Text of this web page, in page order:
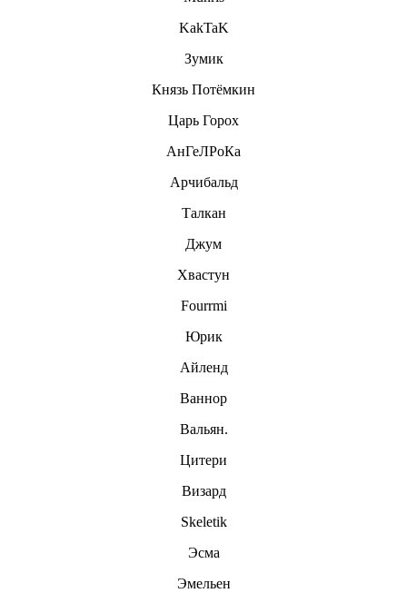
KakTaK
Зумик
Князь Потёмкин
Царь Горох
АнГеЛРоКа
Арчибальд
Талкан
Джум
Хвастун
Fourrmi
Юрик
Айленд
Ваннор
Вальян.
Цитери
Визард
Skeletik
Эсма
Эмельен